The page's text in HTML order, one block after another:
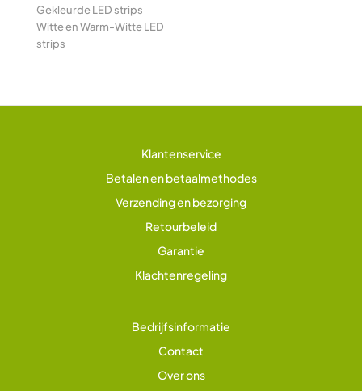
Gekleurde LED strips
Witte en Warm-Witte LED
strips
Klantenservice
Betalen en betaalmethodes
Verzending en bezorging
Retourbeleid
Garantie
Klachtenregeling
Bedrijfsinformatie
Contact
Over ons